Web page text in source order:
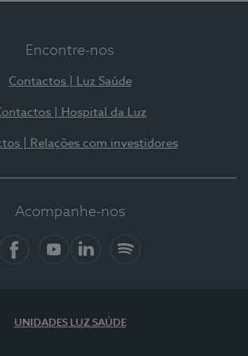
Encontre-nos
Contactos | Luz Saúde
| Hospital da Luz
| Relações com investidores
Acompanhe-nos
UNIDADES LUZ SAÚDE